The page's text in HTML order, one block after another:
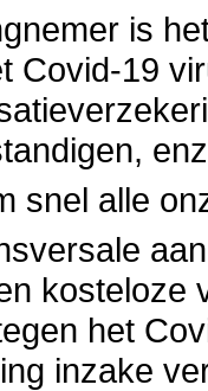
is
Covid-19
snel alle
kosteloze
het
inzake